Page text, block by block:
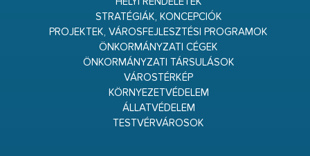
STRATÉGIÁK, KONCEPCIÓK
PROJEKTEK, VÁROSFEJLESZTÉSI PROGRAMOK
ÖNKORMÁNYZATI CÉGEK
ÖNKORMÁNYZATI TÁRSULÁSOK
VÁROSTÉRKÉP
KÖRNYEZETVÉDELEM
ÁLLATVÉDELEM
TESTVÉRVÁROSOK